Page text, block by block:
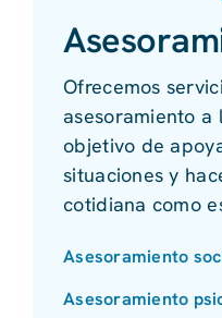
Ofrecemos
asesoramiento a
objetivo de
situaciones y
cotidiana como
Asesoramiento
Asesoramiento